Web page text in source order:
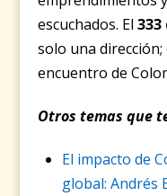
escuchados. El
solo una
encuentro de
Otros temas que
El impacto de
global: Andrés